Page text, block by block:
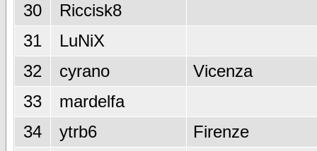
30
Riccisk8
31
LuNiX
32
cyrano
Vicenza
33
mardelfa
34
ytrb6
Firenze